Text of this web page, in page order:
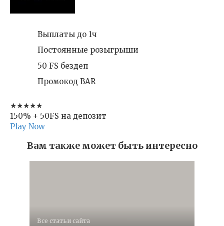
Выплаты до 1ч
Постоянные розыгрыши
50 FS бездеп
Промокод BAR
★★★★★
150% + 50FS на депозит
Play Now
Вам также может быть интересно
Все статьи сайта